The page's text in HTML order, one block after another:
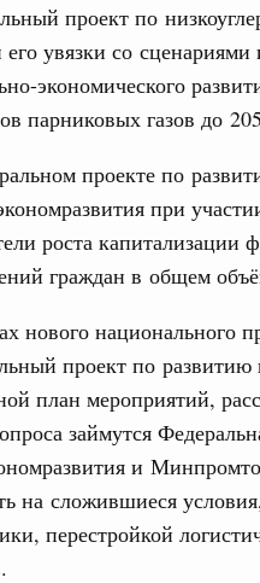
проект по
его увязки со
экономического
парниковых газов до
проекте по
при
роста
граждан в общем
нового национального
проект по
план мероприятий,
займутся
и
на сложившиеся
перестройкой
экономический союз.
кооперации в
и администрирования,
перевозок,
экономический союз.
участие во
с главами
Евразийского
совета
6 августа, четверг